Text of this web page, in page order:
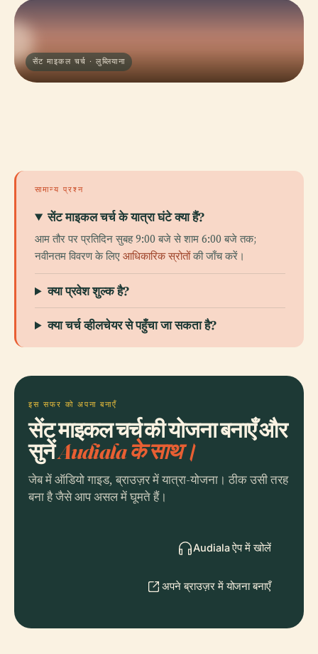
सेंट माइकल चर्च · लुब्लियाना
सामान्य प्रश्न
सेंट माइकल चर्च के यात्रा घंटे क्या हैं?
आम तौर पर प्रतिदिन सुबह 9:00 बजे से शाम 6:00 बजे तक;
नवीनतम विवरण के लिएआधिकारिक स्रोतोंकी जाँच करें।
क्या प्रवेश शुल्क है?
क्या चर्च व्हीलचेयर से पहुँचा जा सकता है?
इस सफर को अपना बनाएँ
सेंट माइकल चर्च की योजना बनाएँ और
सुनेंAudiala के साथ।
जेब में ऑडियो गाइड, ब्राउज़र में यात्रा-योजना। ठीक उसी तरह
बना है जैसे आप असल में घूमते हैं।
Audiala ऐप में खोलें
अपने ब्राउज़र में योजना बनाएँ